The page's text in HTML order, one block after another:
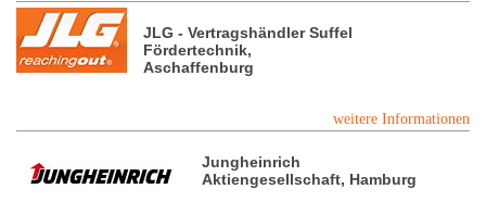
JLG - Vertragshändler Suffel
Fördertechnik,
Aschaffenburg
weitere Informationen
Jungheinrich
Aktiengesellschaft, Hamburg